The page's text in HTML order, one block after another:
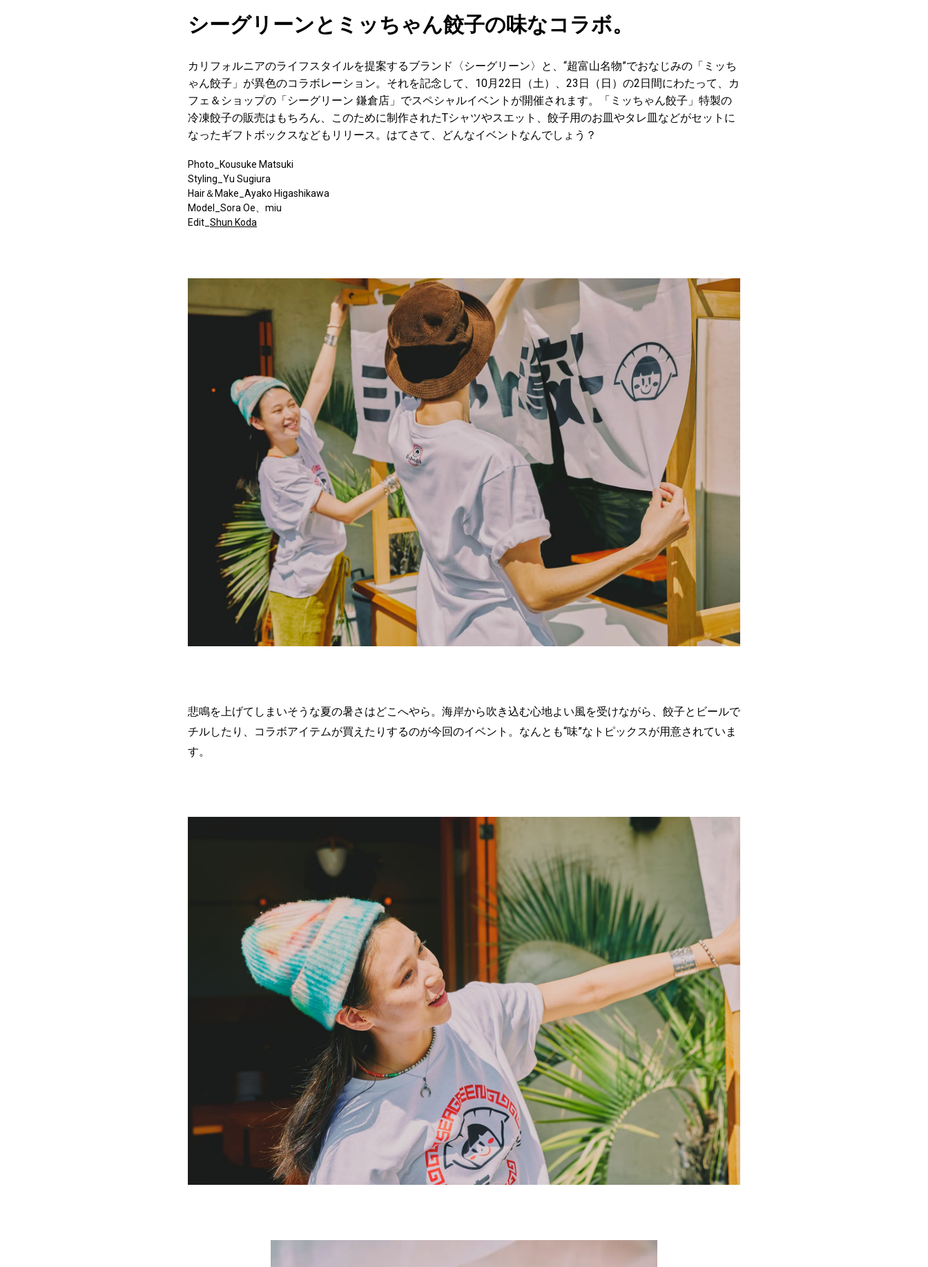
シーグリーンとミッちゃん餃子の味なコラボ。
カリフォルニアのライフスタイルを提案するブランド〈シーグリーン〉と、“超富山名物”でおなじみの「ミッち
ゃん餃子」が異色のコラボレーション。それを記念して、10月22日（土）、23日（日）の2日間にわたって、カ
フェ＆ショップの「シーグリーン 鎌倉店」でスペシャルイベントが開催されます。「ミッちゃん餃子」特製の
冷凍餃子の販売はもちろん、このために制作されたTシャツやスエット、餃子用のお皿やタレ皿などがセットに
なったギフトボックスなどもリリース。はてさて、どんなイベントなんでしょう？
Photo_Kousuke Matsuki
Styling_Yu Sugiura
Hair＆Make_Ayako Higashikawa
Model_Sora Oe、miu
Edit_ Shun Koda
悲鳴を上げてしまいそうな夏の暑さはどこへやら。海岸から吹き込む心地よい風を受けながら、餃子とビールで
チルしたり、コラボアイテムが買えたりするのが今回のイベント。なんとも“味”なトピックスが用意されていま
す。